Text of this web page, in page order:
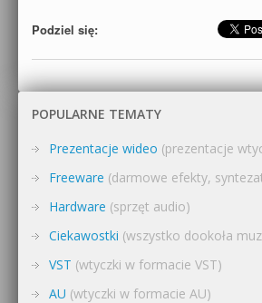
Podziel się:
POPULARNE TEMATY
Prezentacje wideo (prezentacje
Freeware (darmowe efekty,
Hardware (sprzęt audio)
Ciekawostki (wszystko dookoła
VST (wtyczki w formacie VST)
AU (wtyczki w formacie AU)